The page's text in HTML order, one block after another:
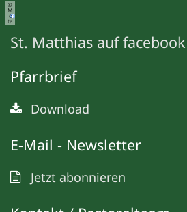
©
M
e
ta
St. Matthias auf facebook
Pfarrbrief
Download
E-Mail - Newsletter
Jetzt abonnieren